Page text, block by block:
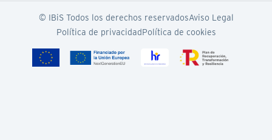
© IBiS Todos los derechos reservadosAviso Legal
Política de privacidadPolítica de cookies